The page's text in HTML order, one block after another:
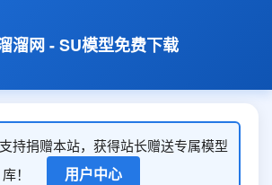
溜网 - SU模型免费下载
持捐赠本站，获得站长赠送专属模型
库！
用户中心